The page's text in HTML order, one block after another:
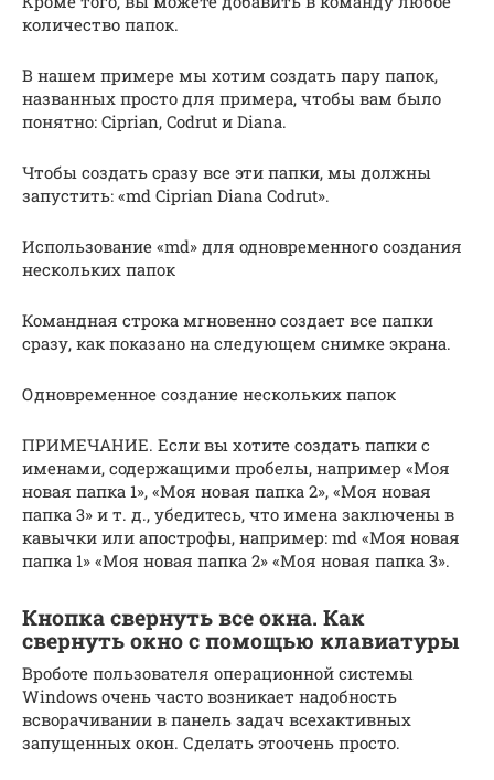
количество папок.
В нашем примере мы хотим создать пару папок,
названных просто для примера, чтобы вам было
понятно: Ciprian, Codrut и Diana.
Чтобы создать сразу все эти папки, мы должны
запустить: «md Ciprian Diana Codrut».
Использование «md» для одновременного создания
нескольких папок
Командная строка мгновенно создает все папки
сразу, как показано на следующем снимке экрана.
Одновременное создание нескольких папок
ПРИМЕЧАНИЕ. Если вы хотите создать папки с
именами, содержащими пробелы, например «Моя
новая папка 1», «Моя новая папка 2», «Моя новая
папка 3» и т. д., убедитесь, что имена заключены в
кавычки или апострофы, например: md «Моя новая
папка 1» «Моя новая папка 2» «Моя новая папка 3».
Кнопка свернуть все окна. Как
свернуть окно с помощью клавиатуры
Вроботе пользователя операционной системы
Windows очень часто возникает надобность
всворачивании в панель задач всехактивных
запущенных окон. Сделать этоочень просто.